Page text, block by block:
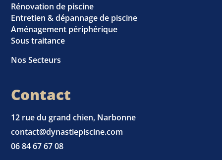
Rénovation de piscine
Entretien & dépannage de piscine
Aménagement périphérique
Sous traitance
Nos Secteurs
Contact
12 rue du grand chien, Narbonne
contact@dynastiepiscine.com
06 84 67 67 08